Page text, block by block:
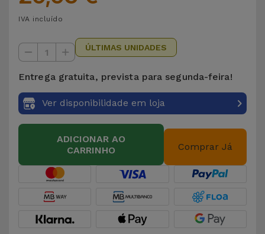
Outras
Gadgets
Higiene
e Casa
Carteiras,
Malas
Localizadores
e Acessórios
IVA incluído
1 ÚLTIMAS UNIDADES
Entrega gratuita, prevista para segunda-feira!
Ver disponibilidade em loja
ADICIONAR AO
CARRINHO
Comprar Já